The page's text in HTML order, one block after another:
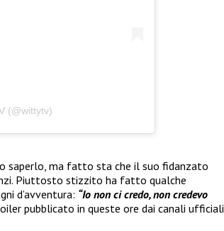
(@wittytv)
saperlo, ma fatto sta che il suo fidanzato
Piuttosto stizzito ha fatto qualche
d’avventura: “Io non ci credo, non credevo
pubblicato in queste ore dai canali ufficiali